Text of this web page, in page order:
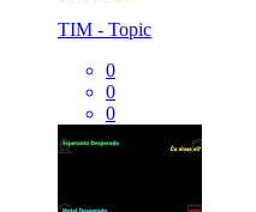
TIM - Topic
0
0
0